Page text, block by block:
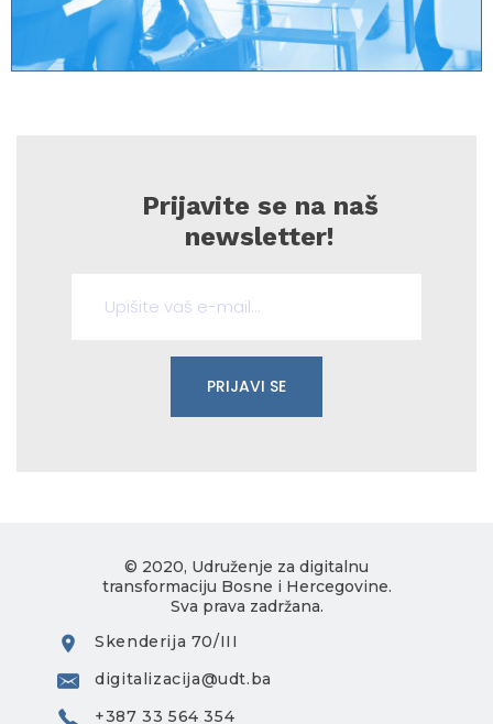
Prijavite se na naš
newsletter!
PRIJAVI SE
© 2020, Udruženje za digitalnu
transformaciju Bosne i Hercegovine.
Sva prava zadržana.
Skenderija 70/III
digitalizacija@udt.ba
+387 33 564 354